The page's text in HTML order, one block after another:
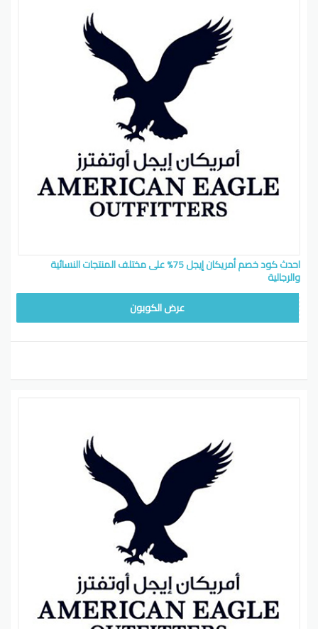
احدث كود خصم أمريكان إيجل 75% على مختلف المنتجات النسائية
والرجالية
عرض الكوبون